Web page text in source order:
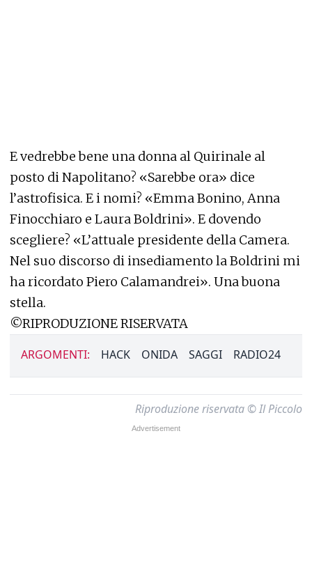
E vedrebbe bene una donna al Quirinale al
posto di Napolitano? «Sarebbe ora» dice
l’astrofisica. E i nomi? «Emma Bonino, Anna
Finocchiaro e Laura Boldrini». E dovendo
scegliere? «L’attuale presidente della Camera.
Nel suo discorso di insediamento la Boldrini mi
ha ricordato Piero Calamandrei». Una buona
stella.
©RIPRODUZIONE RISERVATA
ARGOMENTI: HACK ONIDA SAGGI RADIO24
Riproduzione riservata © Il Piccolo